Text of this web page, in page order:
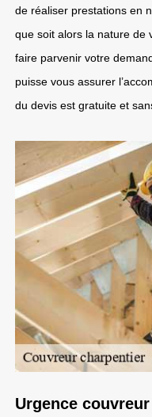
de réaliser prestations en
que soit alors la nature de
faire parvenir votre
puisse vous assurer
du devis est gratuite et
Urgence